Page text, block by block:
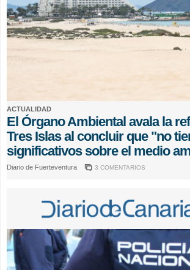
ACTUALIDAD
El Órgano Ambiental avala la
Tres Islas al concluir que "no
significativos sobre el medio
Diario de Fuerteventura 3 COMENTARIOS